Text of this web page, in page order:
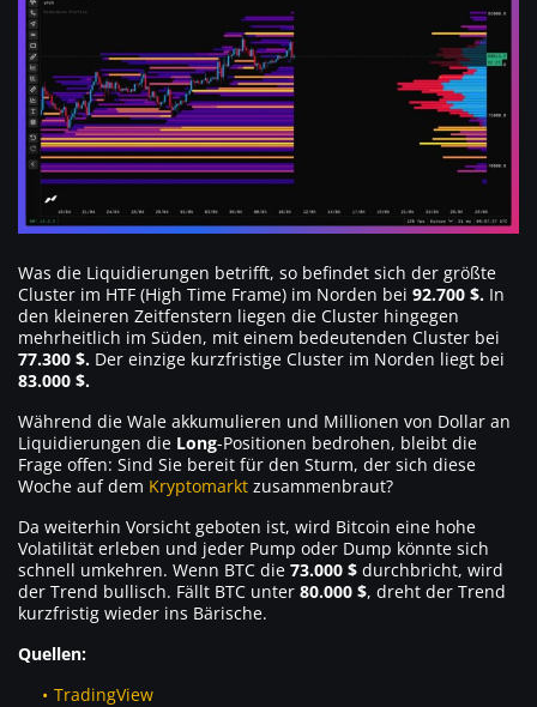
Was die Liquidierungen betrifft, so befindet sich der größte
Cluster im HTF (High Time Frame) im Norden bei 92.700 $. In
den kleineren Zeitfenstern liegen die Cluster hingegen
mehrheitlich im Süden, mit einem bedeutenden Cluster bei
77.300 $. Der einzige kurzfristige Cluster im Norden liegt bei
83.000 $.
Während die Wale akkumulieren und Millionen von Dollar an
Liquidierungen die Long-Positionen bedrohen, bleibt die
Frage offen: Sind Sie bereit für den Sturm, der sich diese
Woche auf dem Kryptomarkt zusammenbraut?
Da weiterhin Vorsicht geboten ist, wird Bitcoin eine hohe
Volatilität erleben und jeder Pump oder Dump könnte sich
schnell umkehren. Wenn BTC die 73.000 $ durchbricht, wird
der Trend bullisch. Fällt BTC unter 80.000 $, dreht der Trend
kurzfristig wieder ins Bärische.
Quellen:
TradingView